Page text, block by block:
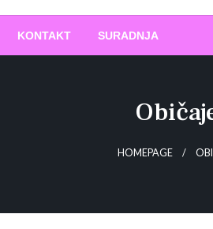
KONTAKT SURADNJA
HOMEPAGE